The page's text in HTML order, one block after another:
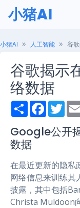
小猪AI
小猪AI 人工智能 谷
谷歌揭示
络数据
S
h
r
e
F
a
e
b
k
T
w
t
t
Google公开
数据
在最近更新的隐私
网络信息来训练其
披露，其中包括
Christa Muldoon